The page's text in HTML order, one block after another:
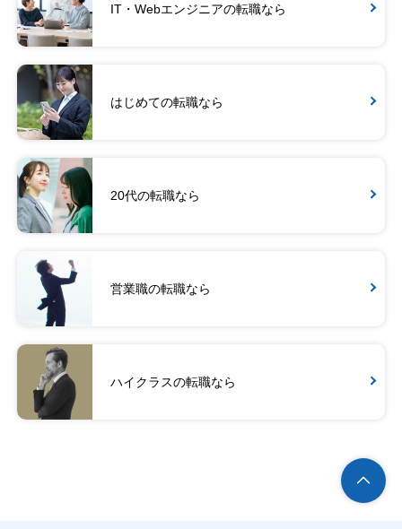
IT・Webエンジニアの転職なら
はじめての転職なら
20代の転職なら
営業職の転職なら
ハイクラスの転職なら